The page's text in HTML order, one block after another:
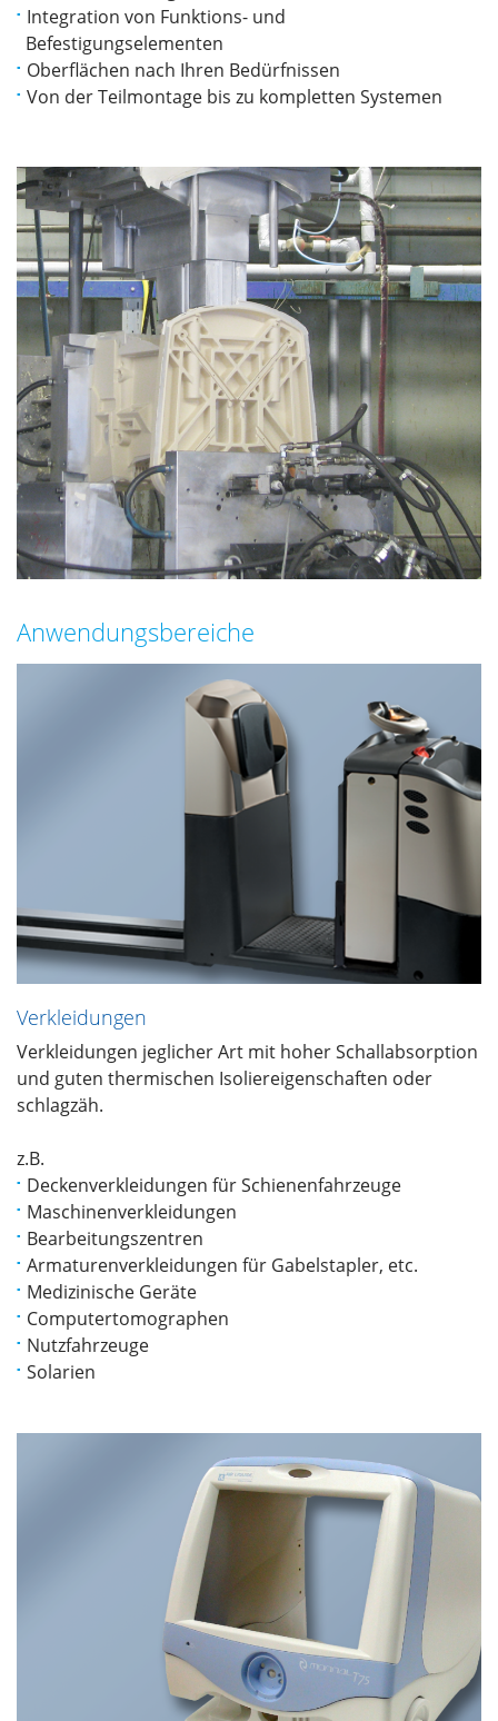
Integration von Funktions- und
Befestigungselementen
Oberflächen nach Ihren Bedürfnissen
Von der Teilmontage bis zu kompletten Systemen
Anwendungsbereiche
Verkleidungen
Verkleidungen jeglicher Art mit hoher Schallabsorption
und guten thermischen Isoliereigenschaften oder
schlagzäh.
z.B.
Deckenverkleidungen für Schienenfahrzeuge
Maschinenverkleidungen
Bearbeitungszentren
Armaturenverkleidungen für Gabelstapler, etc.
Medizinische Geräte
Computertomographen
Nutzfahrzeuge
Solarien